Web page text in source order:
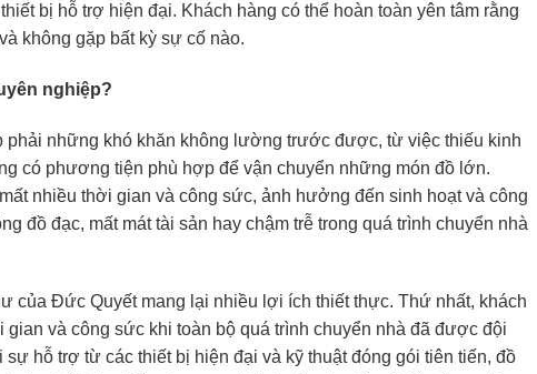
bị hỗ trợ hiện đại. Khách hàng có thể hoàn toàn yên tâm rằng
không gặp bất kỳ sự cố nào.
nghiệp?
những khó khăn không lường trước được, từ việc thiếu kinh
có phương tiện phù hợp để vận chuyển những món đồ lớn.
nhiều thời gian và công sức, ảnh hưởng đến sinh hoạt và công
đồ đạc, mất mát tài sản hay chậm trễ trong quá trình chuyển nhà
của Đức Quyết mang lại nhiều lợi ích thiết thực. Thứ nhất, khách
và công sức khi toàn bộ quá trình chuyển nhà đã được đội
hỗ trợ từ các thiết bị hiện đại và kỹ thuật đóng gói tiên tiến, đồ